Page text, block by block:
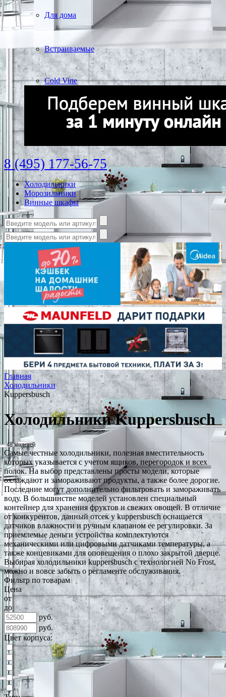
Для дома
Встраиваемые
Cold Vine
8 (495) 177-56-75
Холодильники
Морозильники
Винные шкафы
Главная
Холодильники
Kuppersbusch
Холодильники Kuppersbusch
48 моделей
Самые честные холодильники, полезная вместительность
которых указывается с учетом ящиков, перегородок и всех
полок. На выбор представлены просты модели, которые
охлаждают и замораживают продукты, а также более дорогие.
Последние могут дополнительно фильтровать и замораживать
воду. В большинстве моделей установлен специальный
контейнер для хранения фруктов и свежих овощей. В отличие
от конкурентов, данный отсек у kuppersbusch оснащается
датчиков влажности и ручным клапаном ее регулировки. За
приемлемые деньги устройства комплектуются
механическими или цифровыми датчиками температуры, а
также концевиками для оповещения о плохо закрытой дверце.
Выбирая холодильники kuppersbusch с технологией No Frost,
можно и вовсе забыть о регламенте обслуживания.
Фильтр по товарам
Цена
от
до
руб.
руб.
Цвет корпуса: